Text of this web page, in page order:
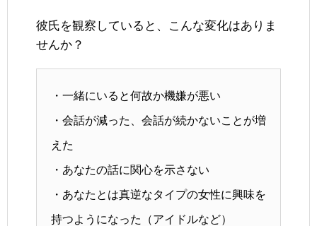
彼氏を観察していると、こんな変化はありま
せんか？
・一緒にいると何故か機嫌が悪い
・会話が減った、会話が続かないことが増
えた
・あなたの話に関心を示さない
・あなたとは真逆なタイプの女性に興味を
持つようになった（アイドルなど）